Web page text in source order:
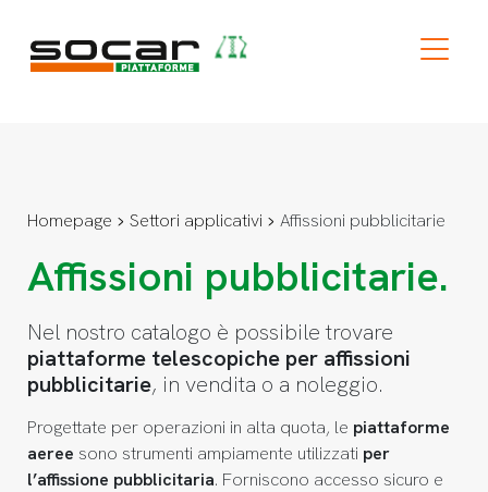
Homepage Settori applicativi Affissioni pubblicitarie
Affissioni pubblicitarie.
Nel nostro catalogo è possibile trovare
piattaforme telescopiche per affissioni
pubblicitarie, in vendita o a noleggio.
Progettate per operazioni in alta quota, le piattaforme
aeree sono strumenti ampiamente utilizzati per
l’affissione pubblicitaria. Forniscono accesso sicuro e